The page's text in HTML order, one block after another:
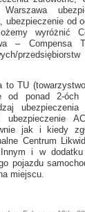
ubezpieczenie od
wyróżnić
– Compensa
to TU
od ponad 2-óch
ubezpieczenie
jak i kiedy
Centrum
Innym i w
pojazdu
miejscu.